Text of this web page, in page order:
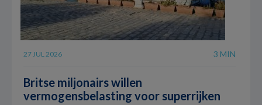
27 JUL 2026 3 MIN
Britse miljonairs willen
vermogensbelasting voor superrijken